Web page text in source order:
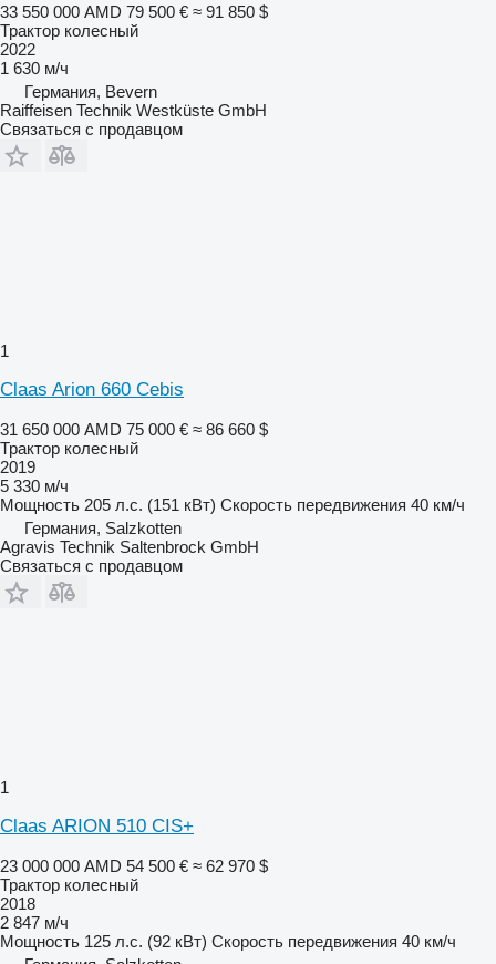
33 550 000 AMD 79 500 € ≈ 91 850 $
Трактор колесный
2022
1 630 м/ч
Германия, Bevern
Raiffeisen Technik Westküste GmbH
Связаться с продавцом
1
Claas Arion 660 Cebis
31 650 000 AMD 75 000 € ≈ 86 660 $
Трактор колесный
2019
5 330 м/ч
Мощность 205 л.с. (151 кВт) Скорость передвижения 40 км/ч
Германия, Salzkotten
Agravis Technik Saltenbrock GmbH
Связаться с продавцом
1
Claas ARION 510 CIS+
23 000 000 AMD 54 500 € ≈ 62 970 $
Трактор колесный
2018
2 847 м/ч
Мощность 125 л.с. (92 кВт) Скорость передвижения 40 км/ч